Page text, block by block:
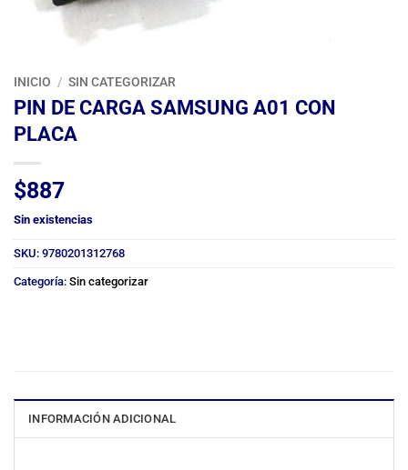
INICIO / SIN CATEGORIZAR
PIN DE CARGA SAMSUNG A01 CON
PLACA
$887
Sin existencias
SKU: 9780201312768
Categoría: Sin categorizar
INFORMACIÓN ADICIONAL